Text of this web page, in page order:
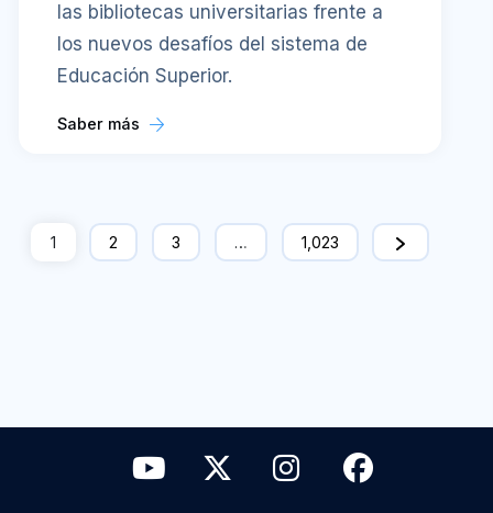
las bibliotecas universitarias frente a
los nuevos desafíos del sistema de
Educación Superior.
Saber más
1 2 3 … 1,023